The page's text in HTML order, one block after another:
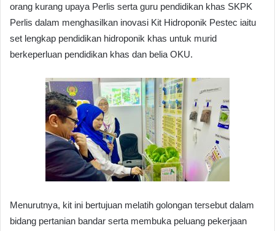
orang kurang upaya Perlis serta guru pendidikan khas SKPK
Perlis dalam menghasilkan inovasi Kit Hidroponik Pestec iaitu
set lengkap pendidikan hidroponik khas untuk murid
berkeperluan pendidikan khas dan belia OKU.
Menurutnya, kit ini bertujuan melatih golongan tersebut dalam
bidang pertanian bandar serta membuka peluang pekerjaan